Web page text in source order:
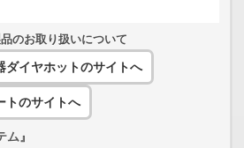
のお取り扱いについて
ム』